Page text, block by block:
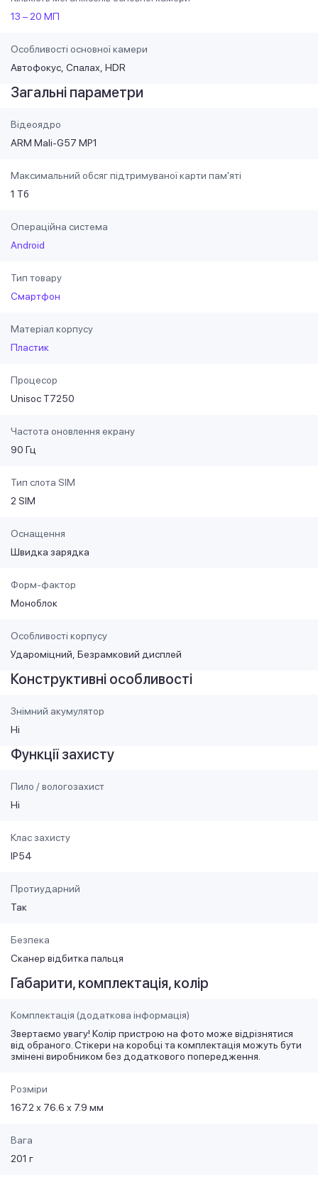
13 – 20 МП
Особливості основної камери
Автофокус Спалах HDR
Загальні параметри
Відеоядро
ARM Mali-G57 MP1
Максимальний обсяг підтримуваної карти пам'яті
1 Тб
Операційна система
Android
Тип товару
Смартфон
Матеріал корпусу
Пластик
Процесор
Unisoc T7250
Частота оновлення екрану
90 Гц
Тип слота SIM
2 SIM
Оснащення
Швидка зарядка
Форм-фактор
Моноблок
Особливості корпусу
Удароміцний Безрамковий дисплей
Конструктивні особливості
Знімний акумулятор
Ні
Функції захисту
Пило / вологозахист
Ні
Клас захисту
IP54
Протиударний
Так
Безпека
Сканер відбитка пальця
Габарити, комплектація, колір
Комплектація (додаткова інформація)
Звертаємо увагу! Колір пристрою на фото може відрізнятися
від обраного. Стікери на коробці та комплектація можуть бути
змінені виробником без додаткового попередження.
Розміри
167.2 х 76.6 х 7.9 мм
Вага
201 г